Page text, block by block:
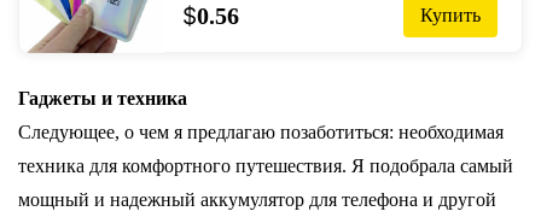
$0.56 Купить
Гаджеты и техника
Следующее, о чем я предлагаю позаботиться: необходимая
техника для комфортного путешествия. Я подобрала самый
мощный и надежный аккумулятор для телефона и другой